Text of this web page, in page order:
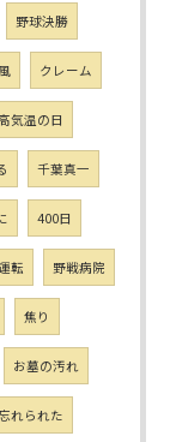
野球決勝
クレーム
気温の日
千葉真一
400日
転 野戦病院
焦り
お墓の汚れ
れられた